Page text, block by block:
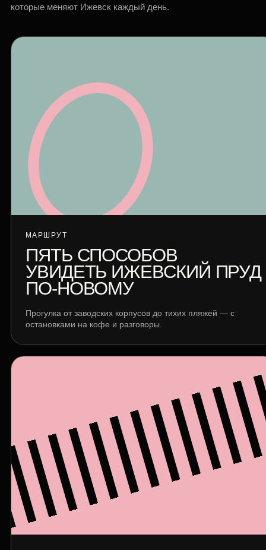
которые меняют Ижевск каждый день.
МАРШРУТ
ПЯТЬ СПОСОБОВ
УВИДЕТЬ ИЖЕВСКИЙ ПРУД
ПО-НОВОМУ
Прогулка от заводских корпусов до тихих пляжей — с
остановками на кофе и разговоры.